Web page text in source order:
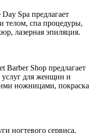
Spa предлагает
телом, спа процедуры,
лазерная эпиляция.
Barber Shop предлагает
для женщин и
ножницами, покраска
ногтевого сервиса,